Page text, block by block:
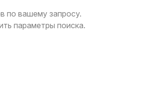
по вашему запросу.
параметры поиска.